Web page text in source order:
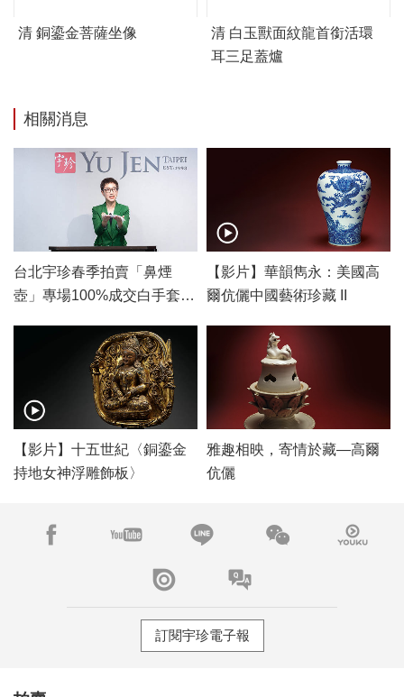
清 銅鎏金菩薩坐像
清 白玉獸面紋龍首銜活環
耳三足蓋爐
相關消息
台北宇珍春季拍賣「鼻煙
壺」專場100%成交白手套，
【影片】華韻雋永：美國高
爾伉儷中國藝術珍藏 II
【影片】十五世紀〈銅鎏金
持地女神浮雕飾板〉
雅趣相映，寄情於藏—高爾
伉儷
訂閱宇珍電子報